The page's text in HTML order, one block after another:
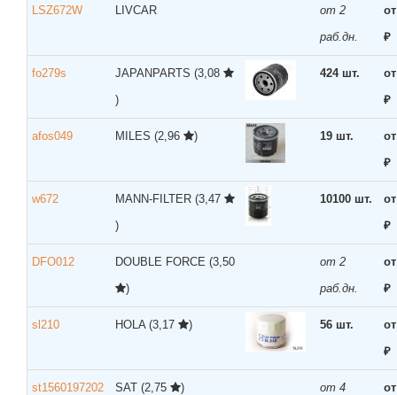
LSZ672W LIVCAR
от 2
раб.дн.
₽
fo279s JAPANPARTS (3,08
)
424 шт.
₽
afos049 MILES (2,96 ) 19 шт.
₽
w672 MANN-FILTER (3,47
)
10100 шт.
₽
DFO012 DOUBLE FORCE (3,50
)
от 2
раб.дн.
₽
sl210 HOLA (3,17 ) 56 шт.
₽
st1560197202 SAT (2,75 )
от 4